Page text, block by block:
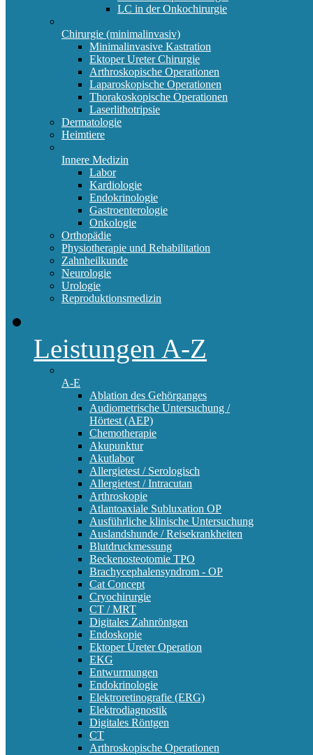
LC in der Onkochirurgie
Chirurgie (minimalinvasiv)
Minimalinvasive Kastration
Ektoper Ureter Chirurgie
Arthroskopische Operationen
Laparoskopische Operationen
Thorakoskopische Operationen
Laserlithotripsie
Dermatologie
Heimtiere
Innere Medizin
Labor
Kardiologie
Endokrinologie
Gastroenterologie
Onkologie
Orthopädie
Physiotherapie und Rehabilitation
Zahnheilkunde
Neurologie
Urologie
Reproduktionsmedizin
Leistungen A-Z
A-E
Ablation des Gehörganges
Audiometrische Untersuchung /
Hörtest (AEP)
Chemotherapie
Akupunktur
Akutlabor
Allergietest / Serologisch
Allergietest / Intracutan
Arthroskopie
Atlantoaxiale Subluxation OP
Ausführliche klinische Untersuchung
Auslandshunde / Reisekrankheiten
Blutdruckmessung
Beckenosteotomie TPO
Brachycephalensyndrom - OP
Cat Concept
Cryochirurgie
CT / MRT
Digitales Zahnröntgen
Endoskopie
Ektoper Ureter Operation
EKG
Entwurmungen
Endokrinologie
Elektroretinografie (ERG)
Elektrodiagnostik
Digitales Röntgen
CT
Arthroskopische Operationen